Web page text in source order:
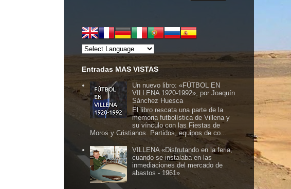
Entradas MAS VISTAS
Un nuevo libro: «FÚTBOL EN
VILLENA 1920-1992», por Joaquín
Sánchez Huesca
El libro rescata una parte de la
memoria futbolística de Villena y
su vínculo con las Fiestas de
Moros y Cristianos. Partidos, equipos de co...
VILLENA «Disfrutando en la feria,
cuando se instalaba en las
inmediaciones del mercado de
abastos - 1961»